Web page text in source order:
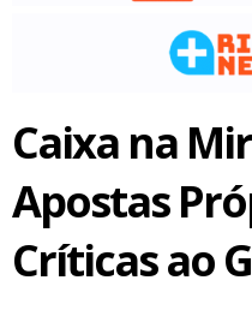
Caixa na
Apostas
Críticas ao